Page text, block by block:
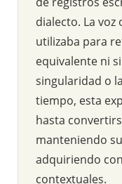
dialecto. La voz
utilizaba para
equivalente ni
singularidad o
tiempo, esta
hasta
manteniendo
adquiriendo
contextuales.